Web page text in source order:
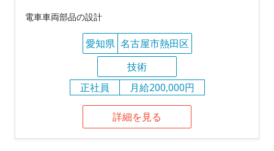
電車車両部品の設計
愛知県 名古屋市熱田区
技術
正社員
月給200,000円
詳細を見る